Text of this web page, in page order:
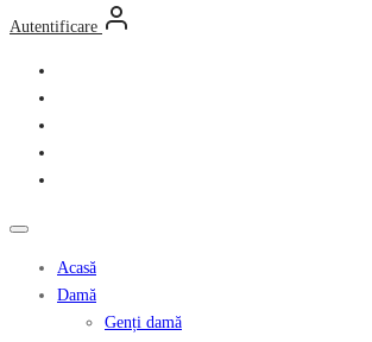
Autentificare
Acasă
Damă
Genți damă